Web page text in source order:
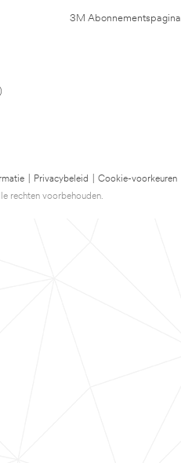
3M Abonnementspagina
Privacybeleid
Cookie-voorkeuren
rechten voorbehouden.